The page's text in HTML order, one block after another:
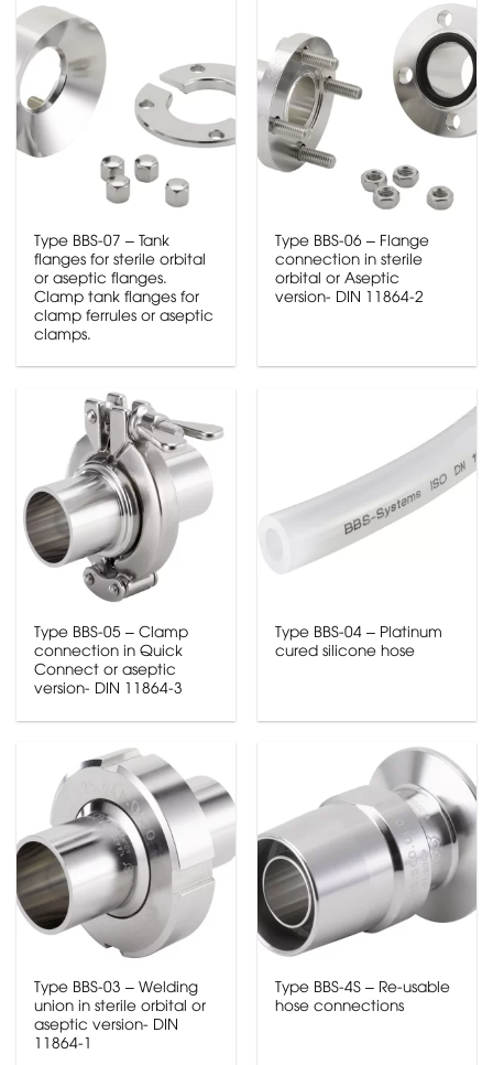
Type BBS-07 – Tank
flanges for sterile orbital
or aseptic flanges.
Clamp tank flanges for
clamp ferrules or aseptic
clamps.
Type BBS-06 – Flange
connection in sterile
orbital or Aseptic
version- DIN 11864-2
Type BBS-05 – Clamp
connection in Quick
Connect or aseptic
version- DIN 11864-3
Type BBS-04 – Platinum
cured silicone hose
Type BBS-03 – Welding
union in sterile orbital or
aseptic version- DIN
11864-1
Type BBS-4S – Re-usable
hose connections